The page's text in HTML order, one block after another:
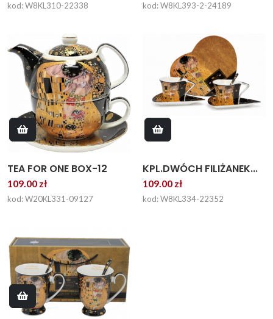
kod: W8KL310-22338 kod: W8KL393-2-24189
TEA FOR ONE BOX-12
109.00 zł
kod: W20KL331-09127
KPL.DWÓCH FILIŻANEK...
109.00 zł
kod: W8KL334-22352